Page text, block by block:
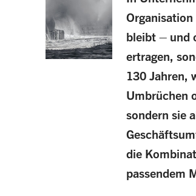
bleibt – und
ertragen,
130 Jahren,
Umbrüchen
sondern sie
die
passendem